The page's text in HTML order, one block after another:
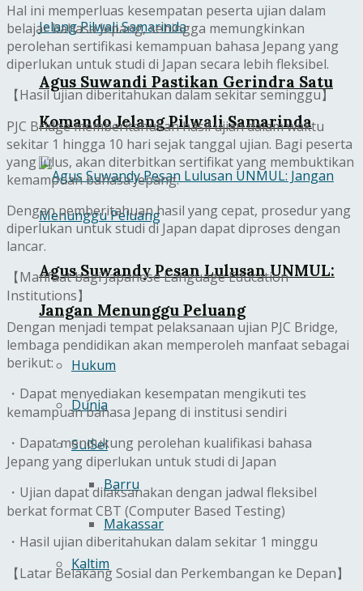
Agus Suwandi Pastikan Gerindra Satu
Komando Jelang Pilwali Samarinda
Agus Suwandy Pesan Lulusan UNMUL:
Jangan Menunggu Peluang
Hukum
Dunia
SulSel
Barru
Makassar
Kaltim
Hal ini memperluas kesempatan peserta ujian dalam
belajar bahasa Jepang, sehingga memungkinkan
perolehan sertifikasi kemampuan bahasa Jepang yang
diperlukan untuk studi di Japan secara lebih fleksibel.
【Hasil ujian diberitahukan dalam sekitar seminggu】
PJC Bridge memberitahukan hasil ujian dalam waktu
sekitar 1 hingga 10 hari sejak tanggal ujian. Bagi peserta
yang lulus, akan diterbitkan sertifikat yang membuktikan
kemampuan bahasa Jepang.
Dengan pemberitahuan hasil yang cepat, prosedur yang
diperlukan untuk studi di Japan dapat diproses dengan
lancar.
【Manfaat bagi Japanese Language Education
Institutions】
Dengan menjadi tempat pelaksanaan ujian PJC Bridge,
lembaga pendidikan akan memperoleh manfaat sebagai
berikut:
・Dapat menyediakan kesempatan mengikuti tes
kemampuan bahasa Jepang di institusi sendiri
・Dapat mendukung perolehan kualifikasi bahasa
Jepang yang diperlukan untuk studi di Japan
・Ujian dapat dilaksanakan dengan jadwal fleksibel
berkat format CBT (Computer Based Testing)
・Hasil ujian diberitahukan dalam sekitar 1 minggu
【Latar Belakang Sosial dan Perkembangan ke Depan】